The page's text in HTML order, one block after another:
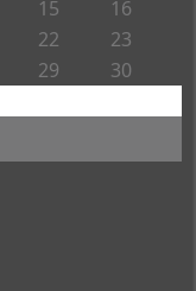
15 16
22
23
29
30